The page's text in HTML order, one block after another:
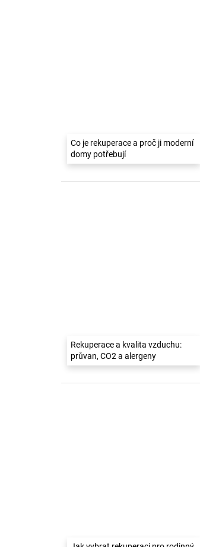
Co je rekuperace a proč ji moderní
domy potřebují
Rekuperace a kvalita vzduchu:
průvan, CO2 a alergeny